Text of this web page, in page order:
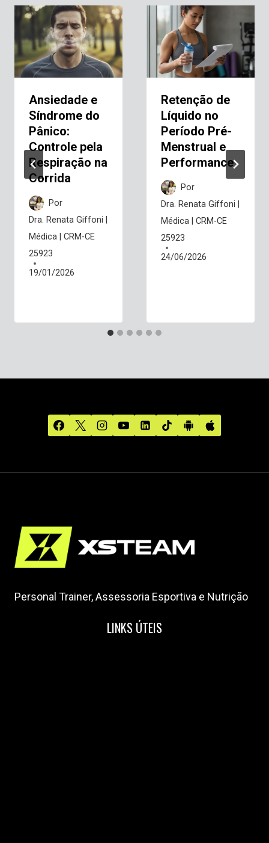
Ansiedade e
Síndrome do
Pânico:
Controle pela
Respiração na
Corrida
Por
Dra. Renata Giffoni |
Médica | CRM-CE
25923
19/01/2026
Retenção de
Líquido no
Período Pré-
Menstrual e
Performance
Por
Dra. Renata Giffoni |
Médica | CRM-CE
25923
24/06/2026
Personal Trainer, Assessoria Esportiva e Nutrição
LINKS ÚTEIS